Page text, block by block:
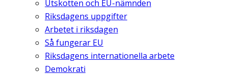
Utskotten och EU-nämnden
Riksdagens uppgifter
Arbetet i riksdagen
Så fungerar EU
Riksdagens internationella arbete
Demokrati